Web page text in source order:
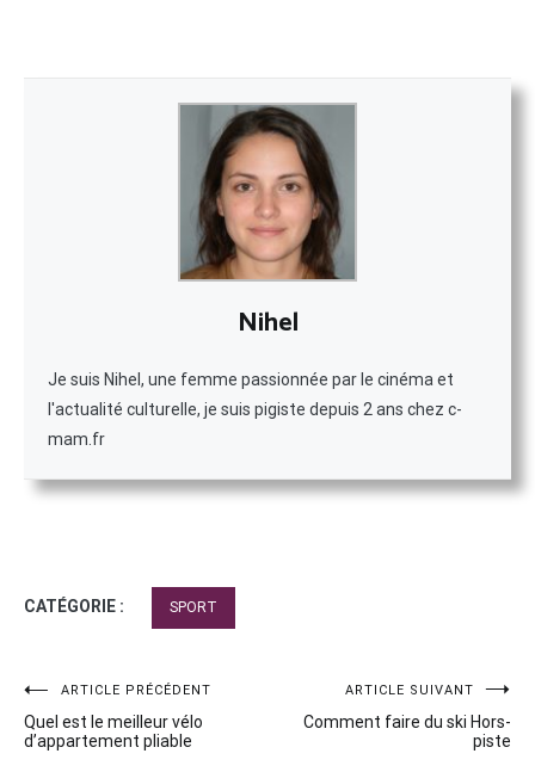
Nihel
Je suis Nihel, une femme passionnée par le cinéma et
l'actualité culturelle, je suis pigiste depuis 2 ans chez c-
mam.fr
CATÉGORIE : SPORT
Navigation
de
ARTICLE PRÉCÉDENT
Quel est le meilleur vélo
d’appartement pliable
ARTICLE SUIVANT
Comment faire du ski Hors-
piste